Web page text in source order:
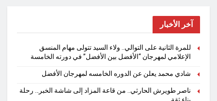
آخر الأخبار
للمرة الثانية على التوالي.. ولاء السيد تتولى مهام المنسق
الإعلامي لمهرجان “الأفضل بين الأفضل” في دورته الخامسة
شادي محمد يعلن عن الدوره الخامسه لمهرجان الأفضل
ناصر طويرش الحارثي.. من قاعة المزاد إلى شاشة الخبر… رحلة